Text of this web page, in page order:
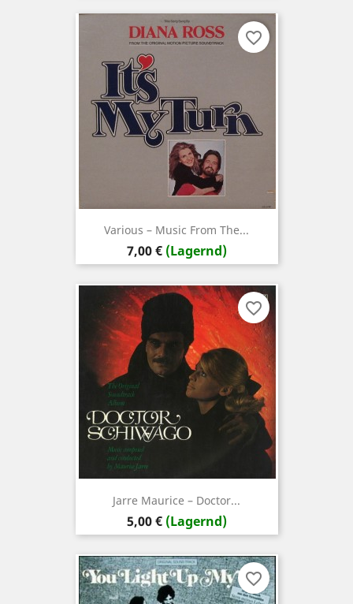
Various ‎– Music From The...
Preis
7,00 € (Lagernd)
favorite_border
Jarre ‎Maurice – Doctor...
Preis
5,00 € (Lagernd)
favorite_border
favorite_border